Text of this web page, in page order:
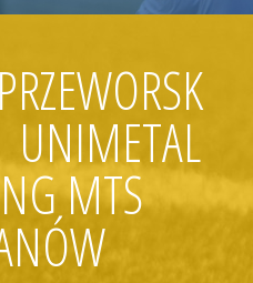
UNIMETAL
MTS